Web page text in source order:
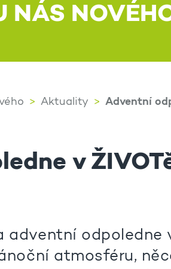
NÁS
Aktuality
Adventní
v
adventní odpoledne
atmosféru,